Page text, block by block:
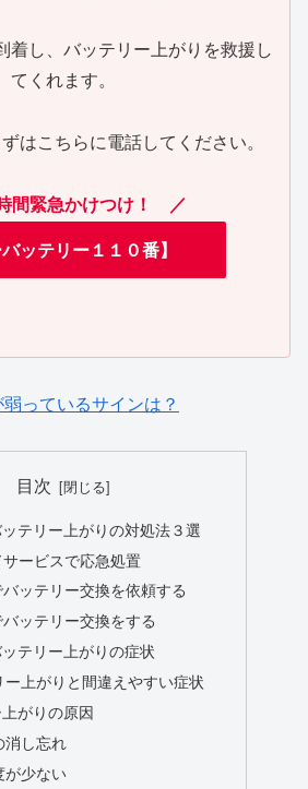
着し、バッテリー上がりを救援し
てくれます。
はこちらに電話してください。
間緊急かけつけ！ ／
バッテリー１１０番】
っているサインは？
目次
テリー上がりの対処法３選
ービスで応急処置
ッテリー交換を依頼する
ッテリー交換をする
テリー上がりの症状
ー上がりと間違えやすい症状
がりの原因
消し忘れ
が少ない